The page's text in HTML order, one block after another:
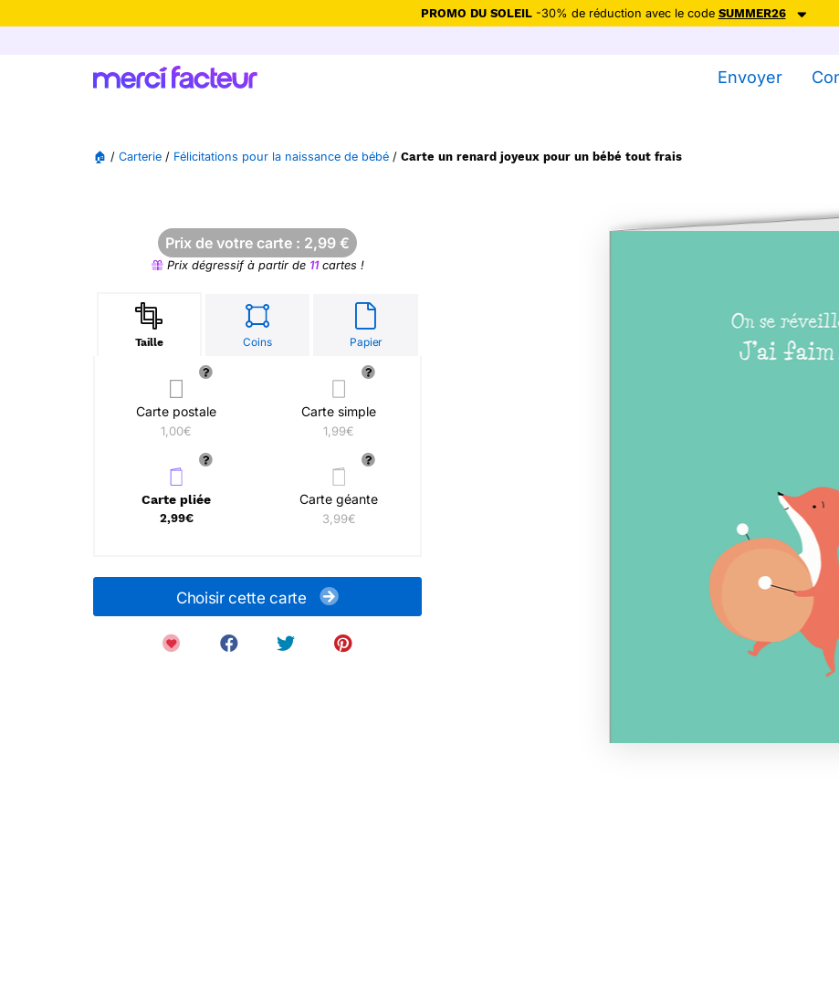
PROMO DU SOLEIL-30% de réduction avec le code SUMMER26
Ne plus afficher
Envoyer
🏠 / Carterie / Félicitations pour la naissance de bébé / Carte un renard joyeux pour un bébé tout frais
Prix de votre carte : 2,99 €
Prix dégressif à partir de 11cartes !
Taille Coins Papier
Carte postale
1,00€
Carte simple
1,99€
Carte pliée
2,99€
Carte géante
3,99€
Choisir cette carte